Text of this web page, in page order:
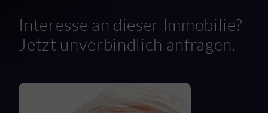
Interesse an dieser Immobilie?
Jetzt unverbindlich anfragen.